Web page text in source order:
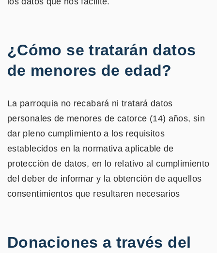
¿Cómo se tratarán datos
de menores de edad?
La parroquia no recabará ni tratará datos
personales de menores de catorce (14) años, sin
dar pleno cumplimiento a los requisitos
establecidos en la normativa aplicable de
protección de datos, en lo relativo al cumplimiento
del deber de informar y la obtención de aquellos
consentimientos que resultaren necesarios
Donaciones a través del